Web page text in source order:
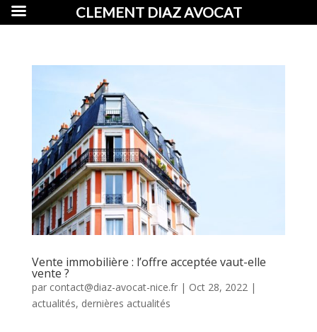
Vente immobilière : l’offre acceptée vaut-elle
vente ?
par contact@diaz-avocat-nice.fr| Oct 28, 2022 |
actualités, dernières actualités
CLEMENT DIAZ AVOCAT